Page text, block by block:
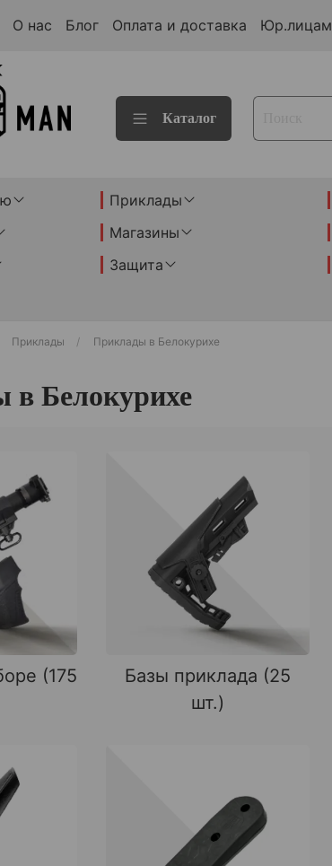
О нас Блог Оплата и доставка Юр.лицам
Каталог
Приклады
Магазины
Защита
Приклады Приклады в Белокурихе
Белокурихе
(175
Базы приклада (25
шт.)